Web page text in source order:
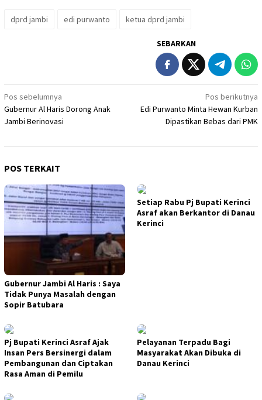
dprd jambi edi purwanto ketua dprd jambi
SEBARKAN
Navigasi
pos
Pos sebelumnya
Gubernur Al Haris Dorong Anak
Jambi Berinovasi
Pos berikutnya
Edi Purwanto Minta Hewan Kurban
Dipastikan Bebas dari PMK
POS TERKAIT
Gubernur Jambi Al Haris : Saya
Tidak Punya Masalah dengan
Sopir Batubara
Setiap Rabu Pj Bupati Kerinci
Asraf akan Berkantor di Danau
Kerinci
Pj Bupati Kerinci Asraf Ajak
Insan Pers Bersinergi dalam
Pembangunan dan Ciptakan
Rasa Aman di Pemilu
Pelayanan Terpadu Bagi
Masyarakat Akan Dibuka di
Danau Kerinci